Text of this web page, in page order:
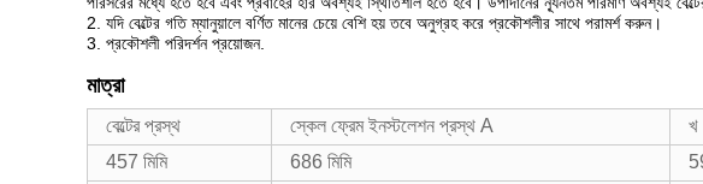
2. যদি বেল্টের গতি ম্যানুয়ালে বর্ণিত মানের চেয়ে বেশি হয় তবে অনুগ্রহ করে প্রকৌশলীর সাথে পরামর্শ করুন।
3. প্রকৌশলী পরিদর্শন প্রয়োজন.
মাত্রা
বেল্টের প্রস্থ স্কেল ফ্রেম ইনস্টলেশন প্রস্থ A খ
457 মিমি
686 মিমি